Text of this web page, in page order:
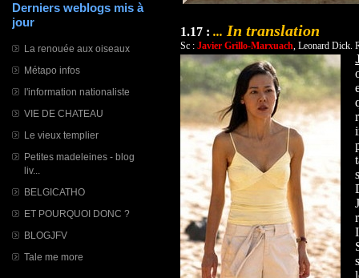
Derniers weblogs mis à
jour
La renouée aux oiseaux
Métapo infos
l'information nationaliste
VIE DE CHATEAU
Le vieux templier
Petites madeleines - blog
liv...
BELGICATHO
ET POURQUOI DONC ?
BLOGJFV
Tale me more
1.17 : ... In translation
Sc : Javier Grillo-Marxuach, Leonard Dick.